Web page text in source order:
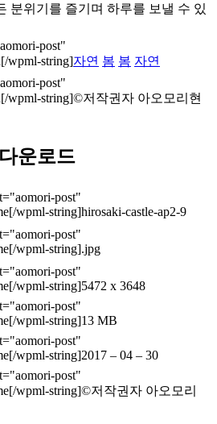
분위기를 즐기며 하루를 보낼 수 있
자연 봄 봄 자연
©저작권자 아오모리현
다운로드
hirosaki-castle-ap2-9
.jpg
5472 x 3648
13 MB
2017 – 04 – 30
©저작권자 아오모리